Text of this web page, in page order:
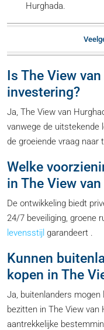
Hurghada.
Is The View
investering?
Ja, The View van
vanwege de uitstekende
de groeiende vraag naar
Welke
in The View
De ontwikkeling biedt
24/7 beveiliging, groene
levensstijl garandeert .
Kunnen
kopen in The
Ja, buitenlanders mogen
bezitten in The View van
aantrekkelijke